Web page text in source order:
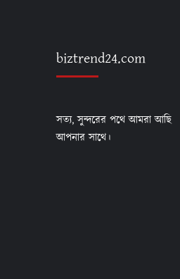
biztrend24.com
সত্য, সুন্দরের পথে আমরা আছি
আপনার সাথে।